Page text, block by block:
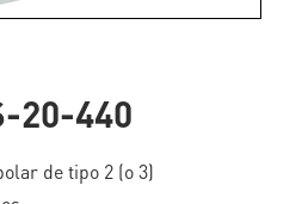
20-440
de tipo 2 (o 3)